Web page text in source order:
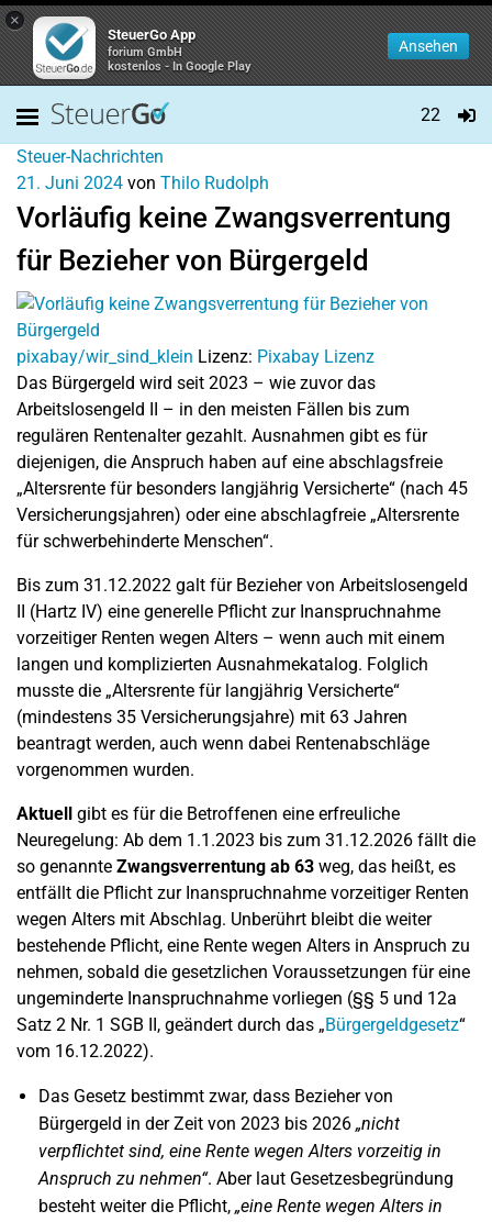
×
SteuerGo App
forium GmbH
kostenlos - In Google Play
Ansehen
22
Steuer-Nachrichten
21. Juni 2024 von Thilo Rudolph
Vorläufig keine Zwangsverrentung
für Bezieher von Bürgergeld
pixabay/wir_sind_klein Lizenz: Pixabay Lizenz
Das Bürgergeld wird seit 2023 – wie zuvor das
Arbeitslosengeld II – in den meisten Fällen bis zum
regulären Rentenalter gezahlt. Ausnahmen gibt es für
diejenigen, die Anspruch haben auf eine abschlagsfreie
„Altersrente für besonders langjährig Versicherte“ (nach 45
Versicherungsjahren) oder eine abschlagfreie „Altersrente
für schwerbehinderte Menschen“.
Bis zum 31.12.2022 galt für Bezieher von Arbeitslosengeld
II (Hartz IV) eine generelle Pflicht zur Inanspruchnahme
vorzeitiger Renten wegen Alters – wenn auch mit einem
langen und komplizierten Ausnahmekatalog. Folglich
musste die „Altersrente für langjährig Versicherte“
(mindestens 35 Versicherungsjahre) mit 63 Jahren
beantragt werden, auch wenn dabei Rentenabschläge
vorgenommen wurden.
Aktuell gibt es für die Betroffenen eine erfreuliche
Neuregelung: Ab dem 1.1.2023 bis zum 31.12.2026 fällt die
so genannte Zwangsverrentung ab 63 weg, das heißt, es
entfällt die Pflicht zur Inanspruchnahme vorzeitiger Renten
wegen Alters mit Abschlag. Unberührt bleibt die weiter
bestehende Pflicht, eine Rente wegen Alters in Anspruch zu
nehmen, sobald die gesetzlichen Voraussetzungen für eine
ungeminderte Inanspruchnahme vorliegen (§§ 5 und 12a
Satz 2 Nr. 1 SGB II, geändert durch das „Bürgergeldgesetz“
vom 16.12.2022).
Das Gesetz bestimmt zwar, dass Bezieher von
Bürgergeld in der Zeit von 2023 bis 2026 „nicht
verpflichtet sind, eine Rente wegen Alters vorzeitig in
Anspruch zu nehmen“. Aber laut Gesetzesbegründung
besteht weiter die Pflicht, „eine Rente wegen Alters in